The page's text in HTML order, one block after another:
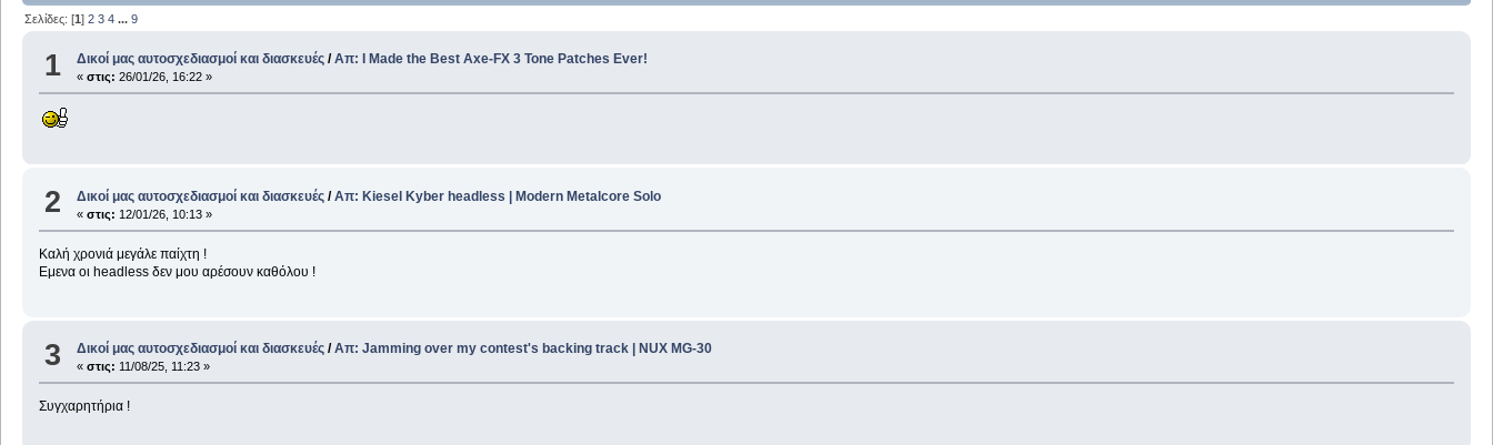
Σελίδες: [1]2 3 4 ...9
1 Δικοί μας αυτοσχεδιασμοί και διασκευές /Απ: I Made the Best Axe-FX 3 Tone Patches Ever!
«στις: 26/01/26, 16:22 »
2 Δικοί μας αυτοσχεδιασμοί και διασκευές /Απ: Kiesel Kyber headless | Modern Metalcore Solo
«στις: 12/01/26, 10:13 »
Καλή χρονιά μεγάλε παίχτη !
Εμενα οι headless δεν μου αρέσουν καθόλου !
3 Δικοί μας αυτοσχεδιασμοί και διασκευές /Απ: Jamming over my contest's backing track | NUX MG-30
«στις: 11/08/25, 11:23 »
Συγχαρητήρια !